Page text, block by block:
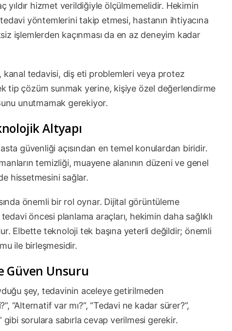
yıldır hizmet verildiğiyle ölçülmemelidir. Hekimin
yöntemlerini takip etmesi, hastanın ihtiyacına
işlemlerden kaçınması da en az deneyim kadar
tedavisi, diş eti problemleri veya protez
tip çözüm sunmak yerine, kişiye özel değerlendirme
Bunu unutmamak gerekiyor.
Altyapı
güvenliği açısından en temel konulardan biridir.
temizliği, muayene alanının düzeni ve genel
hissetmesini sağlar.
önemli bir rol oynar. Dijital görüntüleme
öncesi planlama araçları, hekimin daha sağlıklı
Elbette teknoloji tek başına yeterli değildir; önemli
ile birleşmesidir.
Güven Unsuru
şey, tedavinin aceleye getirilmeden
“Alternatif var mı?”, “Tedavi ne kadar sürer?”,
gibi sorulara sabırla cevap verilmesi gerekir.